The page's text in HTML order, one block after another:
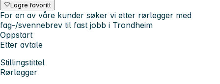
Lagre favoritt
For en av våre kunder søker vi etter rørlegger med
fag-/svennebrev til fast jobb i Trondheim
Oppstart
Etter avtale
Stillingstittel
Rørlegger